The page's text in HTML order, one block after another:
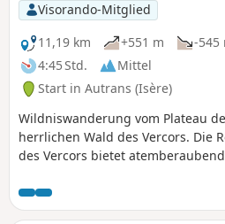
Visorando-Mitglied
11,19 km
+551 m
-545
4:45 Std.
Mittel
Start in Autrans (Isère)
Wildniswanderung vom Plateau
herrlichen Wald des Vercors. Die
des Vercors bietet
die Chartreuse.